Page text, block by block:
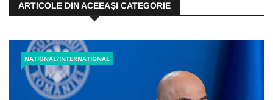
ARTICOLE DIN ACEEAŞI CATEGORIE
NATIONAL/INTERNATIONAL